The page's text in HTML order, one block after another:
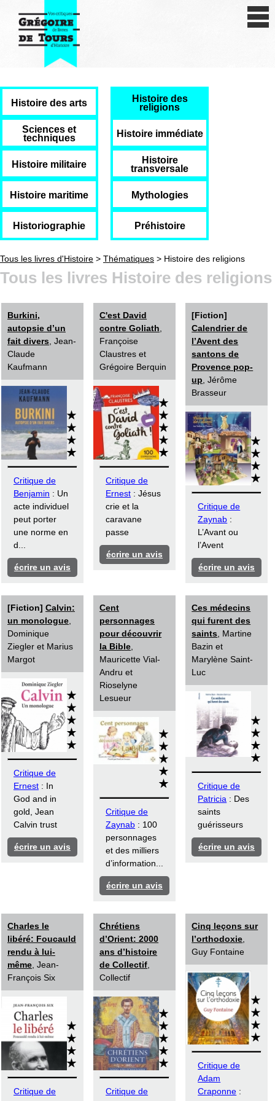
Antiquité
Moyen Age
Epoque moderne
Révolution et XIXe siècle
XXe siècle
Autres civilisations
Thématiques
Histoire des arts
Histoire des
religions
Sciences et
techniques
Histoire immédiate
Histoire militaire
Histoire
transversale
Histoire maritime Mythologies
Historiographie Préhistoire
Tous les livres d'Histoire > Thématiques > Histoire des religions
Tous les livres Histoire des religions
Burkini,
autopsie d’un
fait divers , Jean-
Claude
Kaufmann
Critique de
Benjamin : Un
acte individuel
peut porter
une norme en
d...
écrire un avis
C'est David
contre Goliath
Françoise
Claustres et
Grégoire Berquin
Critique de
Ernest : Jésus
crie et la
caravane
passe
écrire un avis
[Fiction]
Calendrier de
l’Avent des
santons de
Provence pop-
up , Jérôme
Brasseur
Critique de
Zaynab :
L’Avant ou
l’Avent
écrire un avis
[Fiction] Calvin:
un monologue
Dominique
Ziegler et Marius
Margot
Critique de
Ernest : In
God and in
gold, Jean
Calvin trust
écrire un avis
Cent
personnages
pour découvrir
la Bible
Mauricette Vial-
Andru et
Rioselyne
Lesueur
Critique de
Zaynab : 100
personnages
et des milliers
d’information...
écrire un avis
Ces médecins
qui furent des
saints , Martine
Bazin et
Marylène Saint-
Luc
Critique de
Patricia : Des
saints
guérisseurs
écrire un avis
Charles le
libéré: Foucauld
rendu à lui-
même , Jean-
François Six
Critique de
Chrétiens
d’Orient: 2000
ans d’histoire
de Collectif
Collectif
Critique de
Cinq leçons sur
l’orthodoxie
Guy Fontaine
Critique de
Adam
Craponne :